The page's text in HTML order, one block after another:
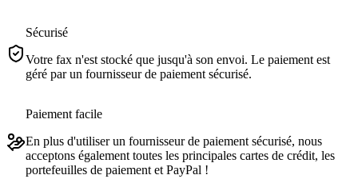
Sécurisé
Votre fax n'est stocké que jusqu'à son envoi. Le paiement est
géré par un fournisseur de paiement sécurisé.
Paiement facile
En plus d'utiliser un fournisseur de paiement sécurisé, nous
acceptons également toutes les principales cartes de crédit, les
portefeuilles de paiement et PayPal !